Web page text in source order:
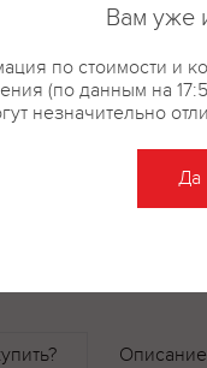
Описание
Вам уже
по стоимости и
(по данным на
незначительно
Да